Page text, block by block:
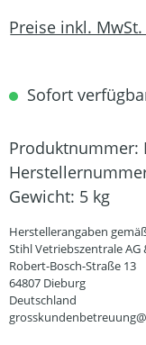
Preise inkl.
Sofort
Produktnummer:
Gewicht: 5 kg
Herstellerangaben
Stihl Vetriebszentrale AG
Robert-Bosch-Straße 13
64807 Dieburg
Deutschland